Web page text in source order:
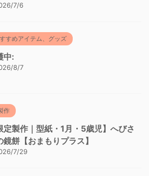
7/6
すめアイテム、グッズ
中:
8/7
作
定製作｜型紙・1月・5歳児】へびさ
鏡餅【おまもりプラス】
7/29